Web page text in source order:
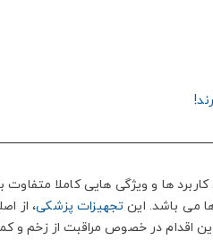
کاربرد ها و ویژگی هایی کاملا
ها می باشد. این تجهیزات پزشکی، از
اقدام در خصوص مراقبت از زخم